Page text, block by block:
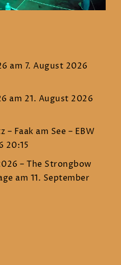
am 7. August 2026
am 21. August 2026
Faak am See – EBW
20:15
– The Strongbow
am 11. September